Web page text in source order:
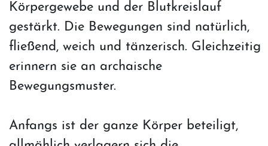
Körpergewebe und der Blutkreislauf
gestärkt. Die Bewegungen sind natürlich,
fließend, weich und tänzerisch. Gleichzeitig
erinnern sie an archaische
Bewegungsmuster.
Anfangs ist der ganze Körper beteiligt,